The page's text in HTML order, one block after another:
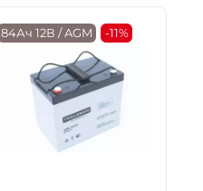
84Ач 12В / AGM -11%